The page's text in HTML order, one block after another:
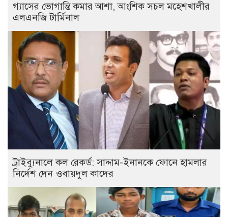
গ্যাসের ভোগান্তি কমার আশা, আংশিক সচল মহেশখালীর
এলএনজি টার্মিনাল
ট্রাইব্যুনালে কল রেকর্ড: সাদ্দাম-ইনানকে ফোনে হামলার
নির্দেশ দেন ওবায়দুল কাদের